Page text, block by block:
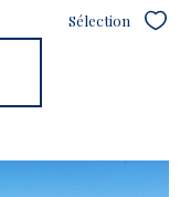
Sélection